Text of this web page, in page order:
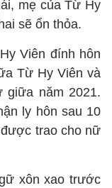
mẹ của Từ Hy
sẽ ổn thỏa.
Viên đính hôn
Từ Hy Viên và
giữa năm 2021.
ly hôn sau 10
trao cho nữ
xôn xao trước